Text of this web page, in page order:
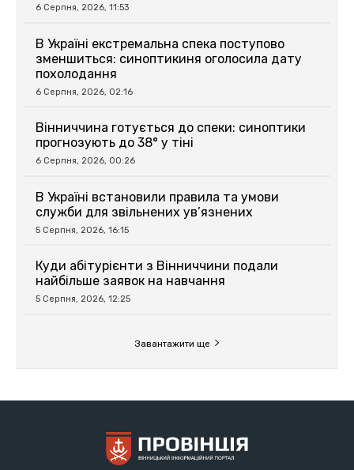
6 Серпня, 2026, 11:53
В Україні екстремальна спека поступово
зменшиться: синоптикиня оголосила дату
похолодання
6 Серпня, 2026, 02:16
Вінниччина готується до спеки: синоптики
прогнозують до 38° у тіні
6 Серпня, 2026, 00:26
В Україні встановили правила та умови
служби для звільнених ув’язнених
5 Серпня, 2026, 16:15
Куди абітурієнти з Вінниччини подали
найбільше заявок на навчання
5 Серпня, 2026, 12:25
Завантажити ще